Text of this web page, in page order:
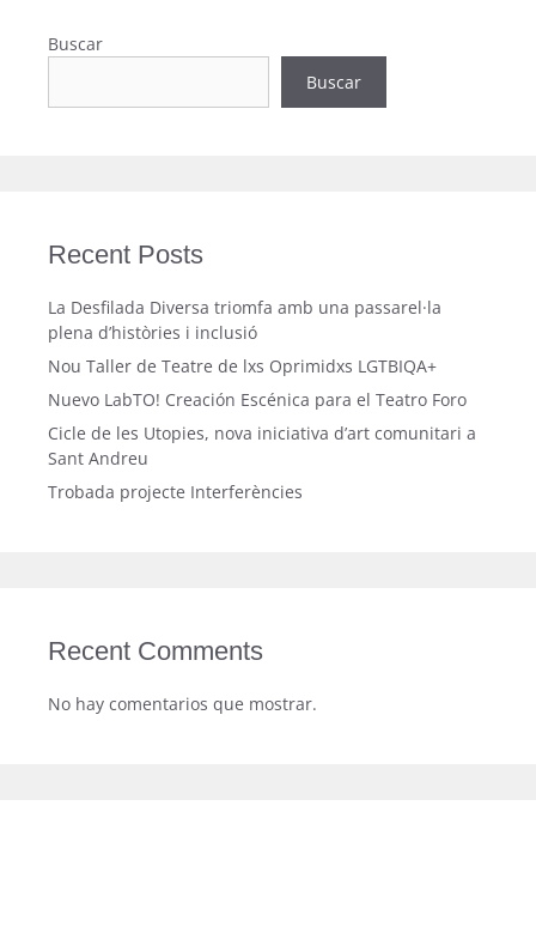
Buscar
Buscar
Recent Posts
La Desfilada Diversa triomfa amb una passarel·la
plena d’històries i inclusió
Nou Taller de Teatre de lxs Oprimidxs LGTBIQA+
Nuevo LabTO! Creación Escénica para el Teatro Foro
Cicle de les Utopies, nova iniciativa d’art comunitari a
Sant Andreu
Trobada projecte Interferències
Recent Comments
No hay comentarios que mostrar.